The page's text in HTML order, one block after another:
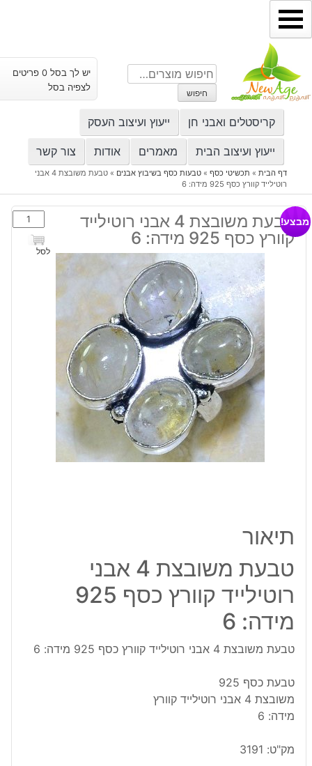
דילוג
לתוכן
חיפוש
עבור:
חיפוש
יש לך בסל 0 פריטים
לצפיה בסל
קריסטלים ואבני חן ייעוץ ועיצוב העסק
ייעוץ ועיצוב הבית מאמרים אודות צור קשר
דף הבית» תכשיטי כסף» טבעות כסף בשיבוץ אבנים »
טבעת משובצת 4 אבני
רוטילייד קוורץ כסף 925 מידה: 6
טבעת משובצת 4 אבני רוטילייד
קוורץ כסף 925 מידה: 6
כמות
של
טבעת
לסל
מבצע!
תיאור
טבעת משובצת 4 אבני
רוטילייד קוורץ כסף 925
מידה: 6
טבעת משובצת 4 אבני רוטילייד קוורץ כסף 925 מידה: 6
טבעת כסף 925
משובצת 4 אבני רוטילייד קוורץ
מידה: 6
מק"ט: 3191